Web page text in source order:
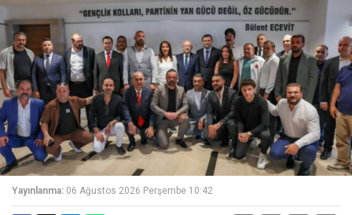
Yayınlanma: 06 Ağustos 2026 Perşembe 10:42